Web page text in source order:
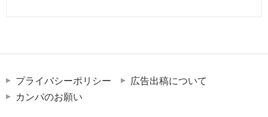
プライバシーポリシー
広告出稿について
カンパのお願い